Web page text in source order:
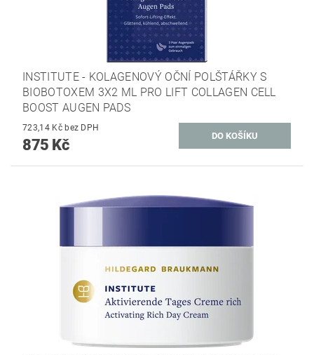
INSTITUTE - KOLAGENOVÝ OČNÍ POLŠTÁŘKY S
BIOBOTOXEM 3X2 ML PRO LIFT COLLAGEN CELL
BOOST AUGEN PADS
723,14 Kč bez DPH
875 Kč